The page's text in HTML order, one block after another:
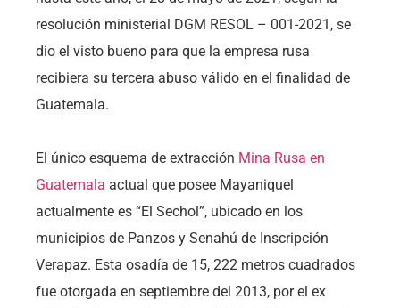
resolución ministerial DGM RESOL – 001-2021, se
dio el visto bueno para que la empresa rusa
recibiera su tercera abuso válido en el finalidad de
Guatemala.
El único esquema de extracción Mina Rusa en
Guatemala actual que posee Mayaniquel
actualmente es “El Sechol”, ubicado en los
municipios de Panzos y Senahú de Inscripción
Verapaz. Esta osadía de 15, 222 metros cuadrados
fue otorgada en septiembre del 2013, por el ex